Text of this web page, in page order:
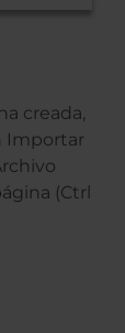
creada,
Importar
(Ctrl